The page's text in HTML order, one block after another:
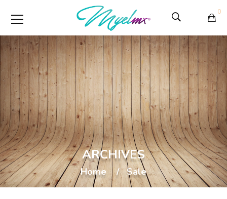
0
ARCHIVES
Home Sale